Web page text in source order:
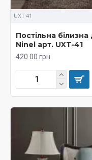
UXT-41
Постільна
Ninel арт. UXT-41
420.00 грн.